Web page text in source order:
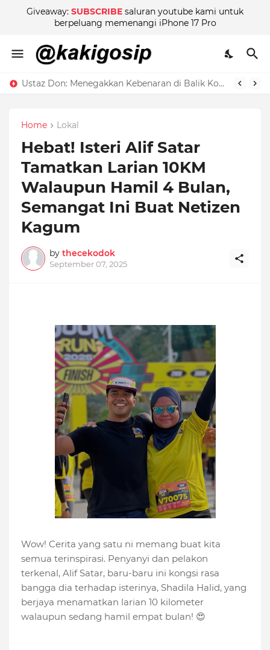
Giveaway: SUBSCRIBE saluran youtube kami untuk
berpeluang memenangi iPhone 17 Pro
Ustaz Don: Menegakkan Kebenaran di Balik Kontroversi
Home Lokal
Hebat! Isteri Alif Satar
Tamatkan Larian 10KM
Walaupun Hamil 4 Bulan,
Semangat Ini Buat Netizen
Kagum
by thecekodok
September 07, 2025
Wow! Cerita yang satu ni memang buat kita
semua terinspirasi. Penyanyi dan pelakon
terkenal, Alif Satar, baru-baru ini kongsi rasa
bangga dia terhadap isterinya, Shadila Halid, yang
berjaya menamatkan larian 10 kilometer
walaupun sedang hamil empat bulan! 😍